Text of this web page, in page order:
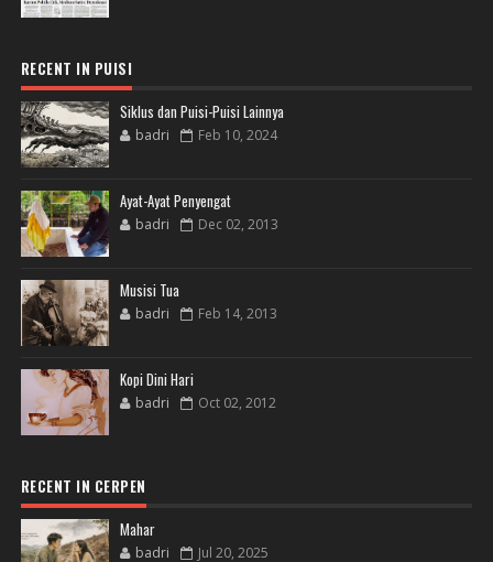
RECENT IN PUISI
Siklus dan Puisi-Puisi Lainnya
badri Feb 10, 2024
Ayat-Ayat Penyengat
badri Dec 02, 2013
Musisi Tua
badri Feb 14, 2013
Kopi Dini Hari
badri Oct 02, 2012
RECENT IN CERPEN
Mahar
badri Jul 20, 2025